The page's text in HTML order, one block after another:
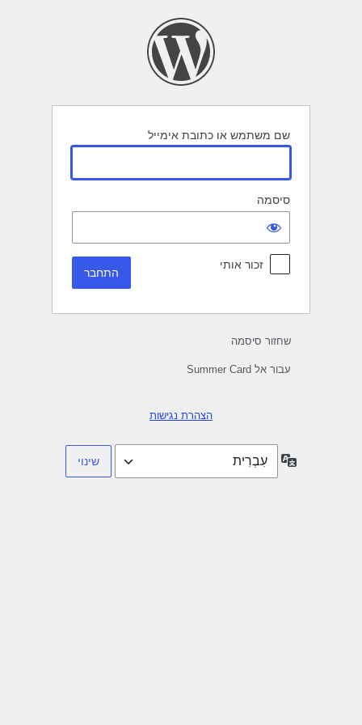
שם משתמש או כתובת אימייל
סיסמה
זכור אותי
שחזור סיסמה
עבור אל Summer Card
הצהרת נגישות
שפה